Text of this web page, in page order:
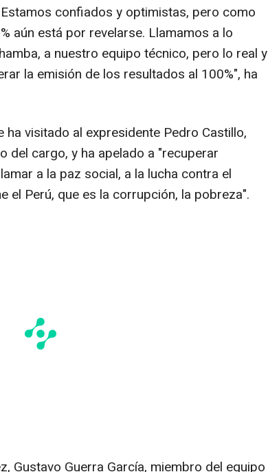
confiados y optimistas, pero como
aún está por revelarse. Llamamos a lo
a nuestro equipo técnico, pero lo real y
la emisión de los resultados al 100%", ha
visitado al expresidente Pedro Castillo,
del cargo, y ha apelado a "recuperar
a la paz social, a la lucha contra el
el Perú, que es la corrupción, la pobreza".
Gustavo Guerra García, miembro del equipo